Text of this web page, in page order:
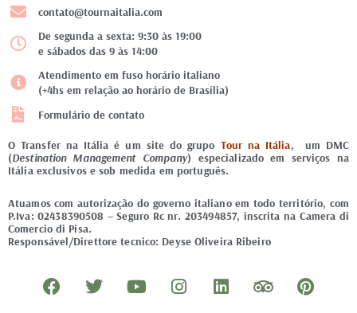
contato@tournaitalia.com
De segunda a sexta: 9:30 às 19:00
e sábados das 9 às 14:00
Atendimento em fuso horário italiano
(+4hs em relação ao horário de Brasília)
Formulário de contato
O Transfer na Itália é um site do grupo Tour na Itália, um DMC
(Destination Management Company) especializado em serviços na
Itália exclusivos e sob medida em português.
Atuamos com autorização do governo italiano em todo território, com
P.Iva: 02438390508 – Seguro Rc nr. 203494857, inscrita na Camera di
Comercio di Pisa.
Responsável/Direttore tecnico: Deyse Oliveira Ribeiro
F
a
T
w
Y
o
I
n
L
i
T
r
P
i